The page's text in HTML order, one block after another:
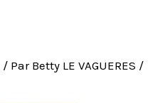
/ Par Betty LE VAGUERES /